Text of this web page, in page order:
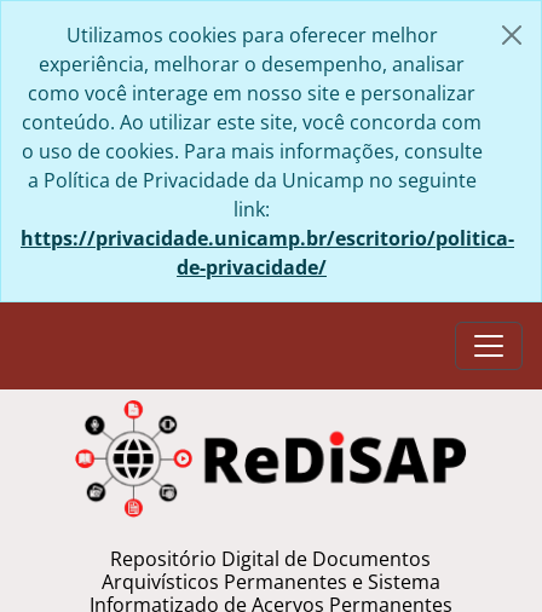
Utilizamos cookies para oferecer melhor
experiência, melhorar o desempenho, analisar
como você interage em nosso site e personalizar
conteúdo. Ao utilizar este site, você concorda com
o uso de cookies. Para mais informações, consulte
a Política de Privacidade da Unicamp no seguinte
link:
https://privacidade.unicamp.br/escritorio/politica-
de-privacidade/
Repositório Digital de Documentos
Arquivísticos Permanentes e Sistema
Informatizado de Acervos Permanentes